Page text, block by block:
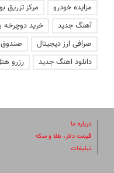
مزایده خودرو
مرکز تزریق
آهنگ جدید
خرید دوچرخه
صرافی ارز دیجیتال
صندوق
دانلود اهنگ جدید
رزرو
درباره ما
قیمت دلار، طلا و سکه
تبلیغات